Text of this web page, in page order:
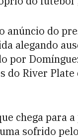
anúncio do
alegando
por
do River
chega para
sofrido